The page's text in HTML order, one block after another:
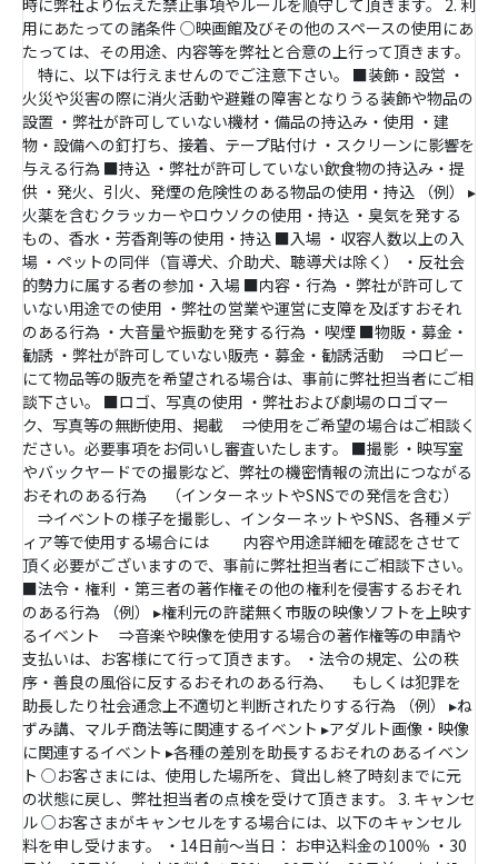
時に弊社より伝えた禁止事項やルールを順守して頂きます。 2. 利
用にあたっての諸条件 ○映画館及びその他のスペースの使用にあ
たっては、その用途、内容等を弊社と合意の上行って頂きます。
特に、以下は行えませんのでご注意下さい。 ■装飾・設営 ・
火災や災害の際に消火活動や避難の障害となりうる装飾や物品の
設置 ・弊社が許可していない機材・備品の持込み・使用 ・建
物・設備への釘打ち、接着、テープ貼付け ・スクリーンに影響を
与える行為 ■持込 ・弊社が許可していない飲食物の持込み・提
供 ・発火、引火、発煙の危険性のある物品の使用・持込 （例） ▸
火薬を含むクラッカーやロウソクの使用・持込 ・臭気を発する
もの、香水・芳香剤等の使用・持込 ■入場 ・収容人数以上の入
場 ・ペットの同伴（盲導犬、介助犬、聴導犬は除く） ・反社会
的勢力に属する者の参加・入場 ■内容・行為 ・弊社が許可して
いない用途での使用 ・弊社の営業や運営に支障を及ぼすおそれ
のある行為 ・大音量や振動を発する行為 ・喫煙 ■物販・募金・
勧誘 ・弊社が許可していない販売・募金・勧誘活動 ⇒ロビー
にて物品等の販売を希望される場合は、事前に弊社担当者にご相
談下さい。 ■ロゴ、写真の使用 ・弊社および劇場のロゴマー
ク、写真等の無断使用、掲載 ⇒使用をご希望の場合はご相談く
ださい。必要事項をお伺いし審査いたします。 ■撮影 ・映写室
やバックヤードでの撮影など、弊社の機密情報の流出につながる
おそれのある行為 （インターネットやSNSでの発信を含む）
⇒イベントの様子を撮影し、インターネットやSNS、各種メデ
ィア等で使用する場合には 内容や用途詳細を確認をさせて
頂く必要がございますので、事前に弊社担当者にご相談下さい。
■法令・権利 ・第三者の著作権その他の権利を侵害するおそれ
のある行為 （例） ▸権利元の許諾無く市販の映像ソフトを上映す
るイベント ⇒音楽や映像を使用する場合の著作権等の申請や
支払いは、お客様にて行って頂きます。 ・法令の規定、公の秩
序・善良の風俗に反するおそれのある行為、 もしくは犯罪を
助長したり社会通念上不適切と判断されたりする行為 （例） ▸ね
ずみ講、マルチ商法等に関連するイベント ▸アダルト画像・映像
に関連するイベント ▸各種の差別を助長するおそれのあるイベン
ト ○お客さまには、使用した場所を、貸出し終了時刻までに元
の状態に戻し、弊社担当者の点検を受けて頂きます。 3. キャンセ
ル ○お客さまがキャンセルをする場合には、以下のキャンセル
料を申し受けます。 ・14日前～当日： お申込料金の100％ ・30